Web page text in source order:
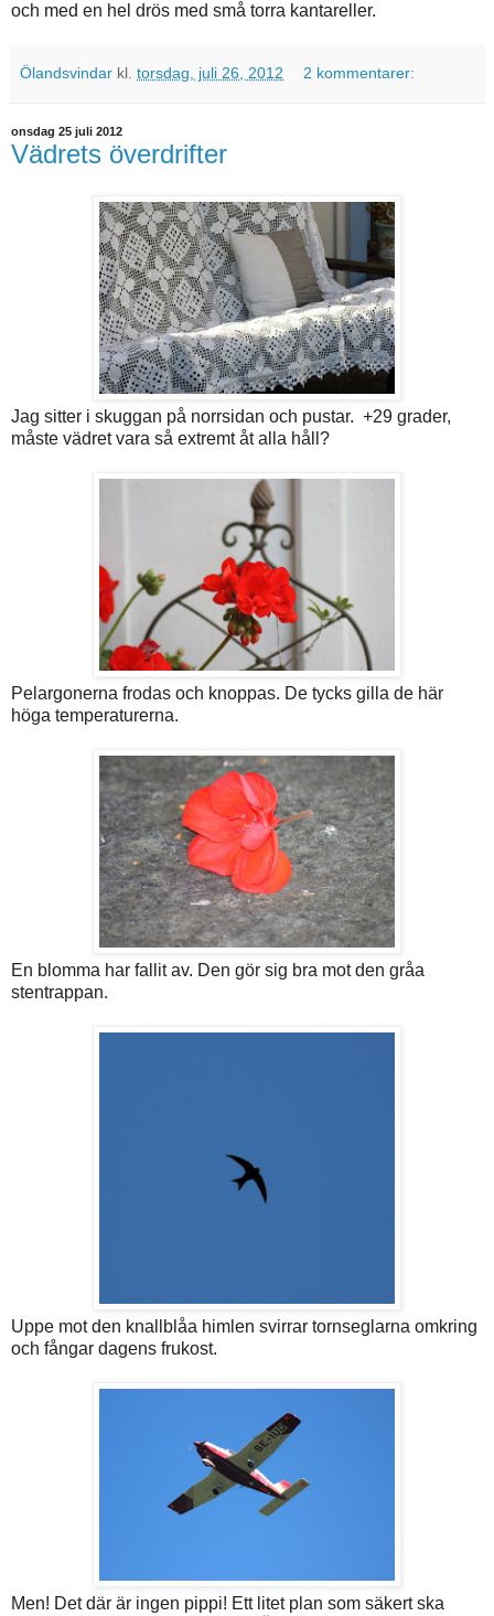
och med en hel drös med små torra kantareller.
Ölandsvindar kl. torsdag, juli 26, 2012 2 kommentarer:
onsdag 25 juli 2012
Vädrets överdrifter
Jag sitter i skuggan på norrsidan och pustar. +29 grader,
måste vädret vara så extremt åt alla håll?
Pelargonerna frodas och knoppas. De tycks gilla de här
höga temperaturerna.
En blomma har fallit av. Den gör sig bra mot den gråa
stentrappan.
Uppe mot den knallblåa himlen svirrar tornseglarna omkring
och fångar dagens frukost.
Men! Det där är ingen pippi! Ett litet plan som säkert ska